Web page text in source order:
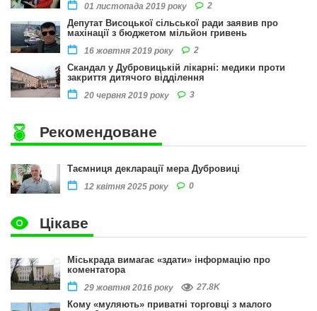
01 листопада 2019 року 2
Депутат Висоцької сільської ради заявив про
махінації з бюджетом мільйон гривень
16 жовтня 2019 року 2
Скандал у Дубровицькій лікарні: медики проти
закриття дитячого відділення
20 червня 2019 року 3
Рекомендоване
Таємниця декларації мера Дубровиці
12 квітня 2025 року 0
Цікаве
Міськрада вимагає «здати» інформацію про
коментатора
29 жовтня 2016 року 27.8K
Кому «муляють» приватні торговці з малого